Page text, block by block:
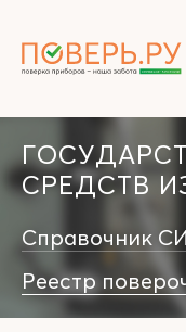
СРЕДСТВ
Справочник СИ
Реестр